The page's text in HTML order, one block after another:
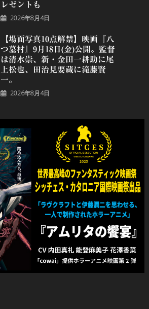
レゼントも
2026年8月4日
【場面写真10点解禁】映画『八
つ墓村』9月18日(金)公開。監督
は清水崇、新・金田一耕助に尾
上松也、田治見要蔵に滝藤賢
一。
2026年8月4日